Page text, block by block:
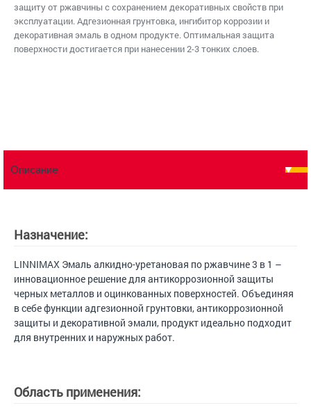
защиту от ржавчины с сохранением декоративных свойств при
эксплуатации. Адгезионная грунтовка, ингибитор коррозии и
декоративная эмаль в одном продукте. Оптимальная защита
поверхности достигается при нанесении 2-3 тонких слоев.
Описание
Назначение:
LINNIMAX Эмаль алкидно-уретановая по ржавчине 3 в 1 –
инновационное решение для антикоррозионной защиты
черных металлов и оцинкованных поверхностей. Объединяя
в себе функции адгезионной грунтовки, антикоррозионной
защиты и декоративной эмали, продукт идеально подходит
для внутренних и наружных работ.
Область применения: